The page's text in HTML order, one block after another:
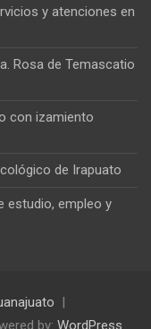
y atenciones en
Rosa de Temascatio
con izamiento
de Irapuato
estudio, empleo y
by: WordPress